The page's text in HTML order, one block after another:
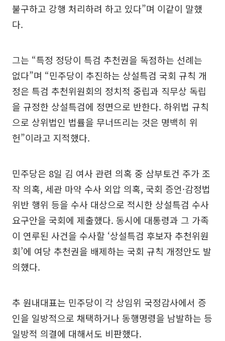
불구하고 강행 처리하려 하고 있다”며 이같이 말했
다.
그는 “특정 정당이 특검 추천권을 독점하는 선례는
없다”며 “민주당이 추진하는 상설특검 국회 규칙 개
정은 특검 추천위원회의 정치적 중립과 직무상 독립
을 규정한 상설특검에 정면으로 반한다. 하위법 규칙
으로 상위법인 법률을 무너뜨리는 것은 명백히 위
헌”이라고 지적했다.
민주당은 8일 김 여사 관련 의혹 중 삼부토건 주가 조
작 의혹, 세관 마약 수사 외압 의혹, 국회 증언·감정법
위반 행위 등을 수사 대상으로 적시한 상설특검 수사
요구안을 국회에 제출했다. 동시에 대통령과 그 가족
이 연루된 사건을 수사할 ‘상설특검 후보자 추천위원
회’에 여당 추천권을 배제하는 국회 규칙 개정안도 발
의했다.
추 원내대표는 민주당이 각 상임위 국정감사에서 증
인을 일방적으로 채택하거나 동행명령을 남발하는 등
일방적 의결에 대해서도 비판했다.